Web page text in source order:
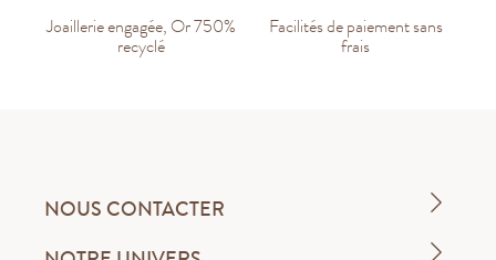
Joaillerie engagée, Or 750%
recyclé
Facilités de paiement sans
frais
NOUS CONTACTER